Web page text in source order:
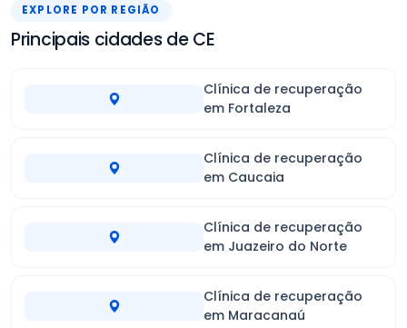
EXPLORE POR REGIÃO
Principais cidades de CE
Clínica de recuperação
em Fortaleza
Clínica de recuperação
em Caucaia
Clínica de recuperação
em Juazeiro do Norte
Clínica de recuperação
em Maracanaú